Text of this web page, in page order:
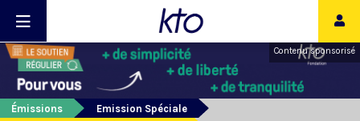
Contenu sponsorisé
Émissions
Emission Spéciale